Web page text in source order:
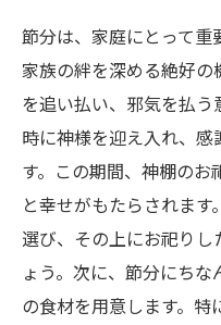
節分は、家庭にとって重
家族の絆を深める絶好の
を追い払い、邪気を払
時に神様を迎え入れ、
す。この期間、神棚のお
と幸せがもたらされま
選び、その上にお祀り
ょう。次に、節分にち
の食材を用意します。特